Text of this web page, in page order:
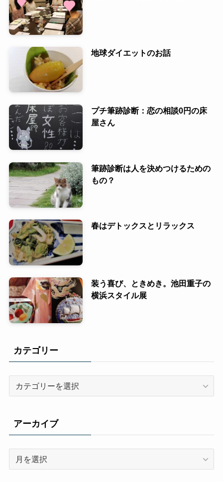
地球ダイエットのお話
プチ筆跡診断：恋の相談0円の床
屋さん
筆跡診断は人を決めつけるための
もの？
春はデトックスとリラックス
装う喜び、ときめき。池田重子の
横浜スタイル展
カテゴリー
リ
ー
アーカイブ